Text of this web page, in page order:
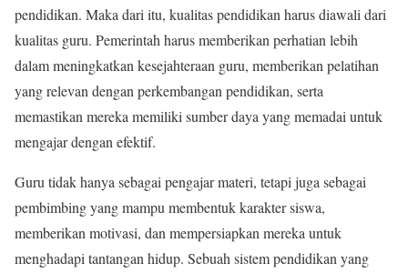
pendidikan. Maka dari itu, kualitas pendidikan harus diawali dari
kualitas guru. Pemerintah harus memberikan perhatian lebih
dalam meningkatkan kesejahteraan guru, memberikan pelatihan
yang relevan dengan perkembangan pendidikan, serta
memastikan mereka memiliki sumber daya yang memadai untuk
mengajar dengan efektif.
Guru tidak hanya sebagai pengajar materi, tetapi juga sebagai
pembimbing yang mampu membentuk karakter siswa,
memberikan motivasi, dan mempersiapkan mereka untuk
menghadapi tantangan hidup. Sebuah sistem pendidikan yang